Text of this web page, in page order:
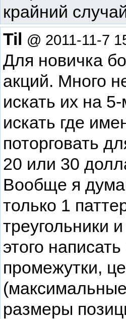
крайний
Til @ 2011-11-7
Для новичка
акций. Много
искать их на
искать где
поторговать
20 или 30
Вообще я
только 1
треугольники
этого
промежутки,
размеры